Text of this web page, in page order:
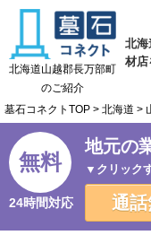
北海
材店
北海道山越郡長万部町
のご紹介
墓石コネクトTOP > 北海道 >
無料
24時間対応
地元の
▼クリック
通